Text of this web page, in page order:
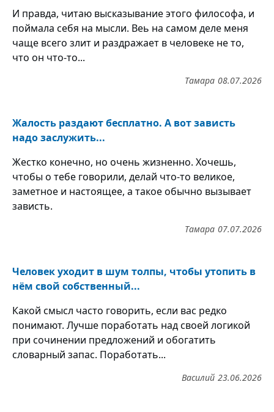
И правда, читаю высказывание этого философа, и
поймала себя на мысли. Веь на самом деле меня
чаще всего злит и раздражает в человеке не то,
что он что-то...
08.07.2026
Тамара
Жалость раздают бесплатно. А вот зависть
надо заслужить...
Жестко конечно, но очень жизненно. Хочешь,
чтобы о тебе говорили, делай что-то великое,
заметное и настоящее, а такое обычно вызывает
зависть.
07.07.2026
Тамара
Человек уходит в шум толпы, чтобы утопить в
нём свой собственный...
Какой смысл часто говорить, если вас редко
понимают. Лучше поработать над своей логикой
при сочинении предложений и обогатить
словарный запас. Поработать...
23.06.2026
Василий